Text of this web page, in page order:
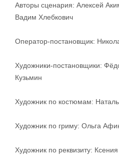
Авторы сценария: Алексей
Вадим Хлебкович
Оператор-постановщик:
Художники-постановщики:
Кузьмин
Художник по костюмам:
Художник по гриму: Ольга
Художник по реквизиту: